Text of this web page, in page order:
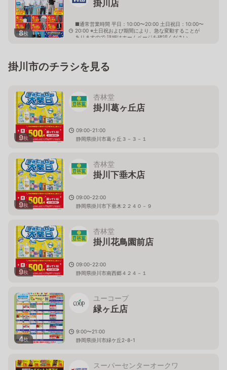
8枚
掛川店
■通常営業時間 平日：10:00〜20:00 土日祝日：10:00〜
20:00 ※土日祝および期間により、急な変動することが
ありますので 詳細はホームページを確認ください
掛川市のチラシを見る
9枚
杏林堂
掛川葛ヶ丘店
09:00-21:00
静岡県掛川市葛ヶ丘３－３－１
9枚
杏林堂
掛川下垂木店
09:00-22:00
静岡県掛川市下垂木２２４０－９
9枚
杏林堂
掛川花鳥園前店
09:00-22:00
静岡県掛川市南西郷４２４－１
4枚
ユーコープ
緑ヶ丘店
9:00〜21:00
静岡県掛川市緑ケ丘2-8-1
スーパーセンターオークワ